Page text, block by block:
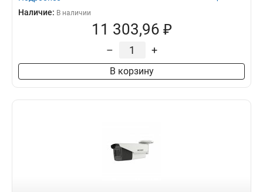
Наличие: В наличии
11 303,96 ₽
– +
В корзину